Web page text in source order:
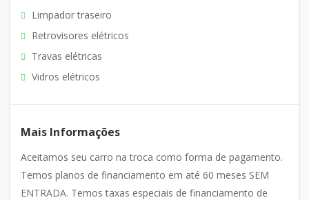
Limpador traseiro
Retrovisores elétricos
Travas elétricas
Vidros elétricos
Mais Informações
Aceitamos seu carro na troca como forma de pagamento.
Temos planos de financiamento em até 60 meses SEM
ENTRADA. Temos taxas especiais de financiamento de